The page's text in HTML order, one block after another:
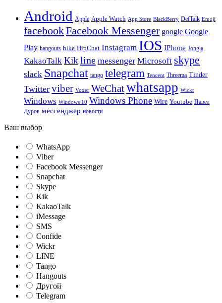
Android Apple Apple Watch App Store BlackBerry DefTalk Emoji
facebookFacebook Messenger google Google
Play hangouts hike HipChat Instagram IOS IPhone Jongla
KakaoTalk Kik line messenger Microsoft skype
slack Snapchat tango telegram Tencent Threema Tinder
Twitter viber Voxer WeChatwhatsapp Wickr
Windows Windows 10 Windows Phone Wire Youtube Павел
Дуров мессенджер новости
Ваш выбор
WhatsApp
Viber
Facebook Messenger
Snapchat
Skype
Kik
KakaoTalk
iMessage
SMS
Confide
Wickr
LINE
Tango
Hangouts
Другой
Telegram